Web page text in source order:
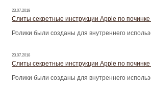
23.07.2018
Слиты секретные инструкции Apple по
Ролики были созданы для внутреннего
23.07.2018
Слиты секретные инструкции Apple по
Ролики были созданы для внутреннего